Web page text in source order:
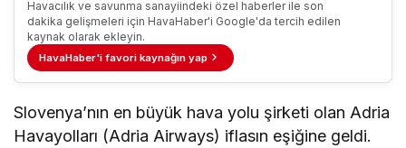
Havacılık ve savunma sanayiindeki özel haberler ile son
dakika gelişmeleri için HavaHaber'i Google'da tercih edilen
kaynak olarak ekleyin.
HavaHaber'i favori kaynağın yap
Slovenya’nın en büyük hava yolu şirketi olan Adria
Havayolları (Adria Airways) iflasın eşiğine geldi.